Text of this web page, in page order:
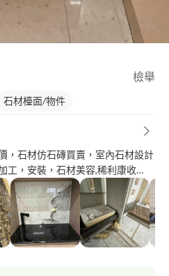
檢舉
石材檯面/物件
，石材仿石磚買賣，室內石材設計
工，安裝，石材美容,稀利康收
容，瓷磚安裝，瓷磚買賣